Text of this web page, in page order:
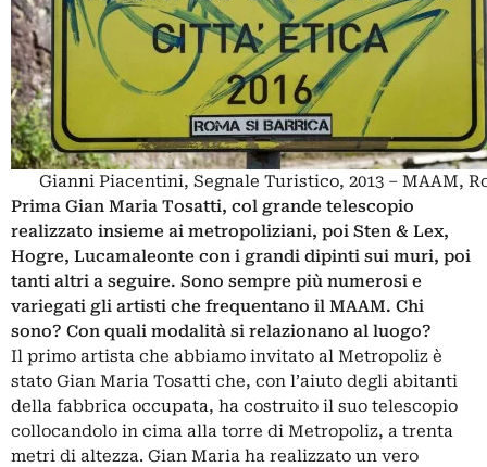
Gianni Piacentini, Segnale Turistico, 2013 – MAAM,
Prima Gian Maria Tosatti, col grande telescopio
realizzato insieme ai metropoliziani, poi Sten & Lex,
Hogre, Lucamaleonte con i grandi dipinti sui muri, poi
tanti altri a seguire. Sono sempre più numerosi e
variegati gli artisti che frequentano il MAAM. Chi
sono? Con quali modalità si relazionano al luogo?
Il primo artista che abbiamo invitato al Metropoliz è
stato Gian Maria Tosatti che, con l’aiuto degli abitanti
della fabbrica occupata, ha costruito il suo telescopio
collocandolo in cima alla torre di Metropoliz, a trenta
metri di altezza. Gian Maria ha realizzato un vero